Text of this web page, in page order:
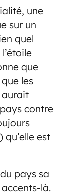
une
sur un
quel
que
les
aurait
contre
est
pays sa
là.